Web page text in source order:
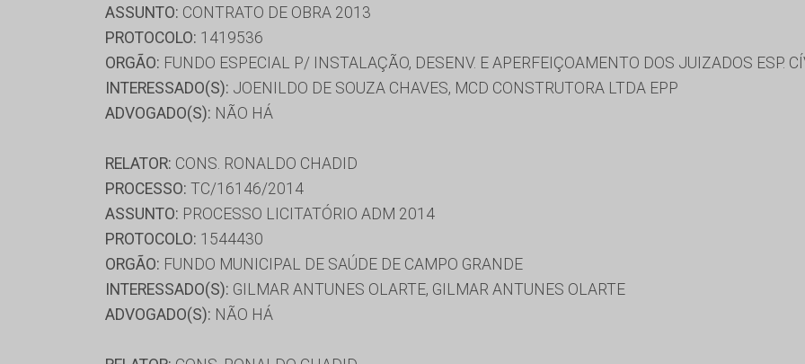
ASSUNTO: CONTRATO DE OBRA 2013
PROTOCOLO: 1419536
ORGÃO: FUNDO ESPECIAL P/ INSTALAÇÃO, DESENV. E APERFEIÇOAMENTO DOS JUIZADOS ESP.
INTERESSADO(S): JOENILDO DE SOUZA CHAVES, MCD CONSTRUTORA LTDA EPP
ADVOGADO(S): NÃO HÁ
RELATOR: CONS. RONALDO CHADID
PROCESSO: TC/16146/2014
ASSUNTO: PROCESSO LICITATÓRIO ADM 2014
PROTOCOLO: 1544430
ORGÃO: FUNDO MUNICIPAL DE SAÚDE DE CAMPO GRANDE
INTERESSADO(S): GILMAR ANTUNES OLARTE, GILMAR ANTUNES OLARTE
ADVOGADO(S): NÃO HÁ